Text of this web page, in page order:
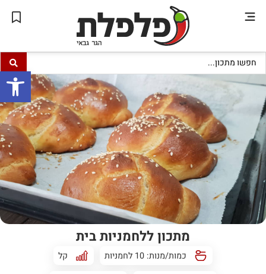
פתח
מתכון ללחמניות בית
כמות/מנות: 10 לחמניות
קל